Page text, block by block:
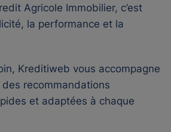
Agricole Immobilier, c’est
la performance et la
Kreditiweb vous accompagne
recommandations
et adaptées à chaque